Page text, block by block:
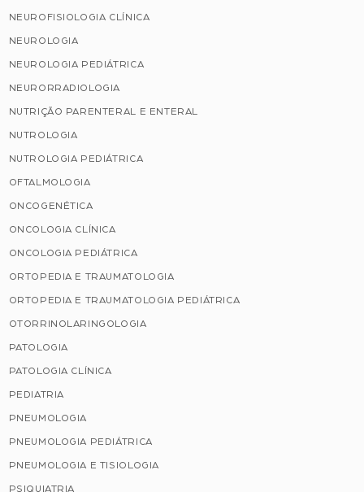
NEUROFISIOLOGIA CLÍNICA
NEUROLOGIA
NEUROLOGIA PEDIÁTRICA
NEURORRADIOLOGIA
NUTRIÇÃO PARENTERAL E ENTERAL
NUTROLOGIA
NUTROLOGIA PEDIÁTRICA
OFTALMOLOGIA
ONCOGENÉTICA
ONCOLOGIA CLÍNICA
ONCOLOGIA PEDIÁTRICA
ORTOPEDIA E TRAUMATOLOGIA
ORTOPEDIA E TRAUMATOLOGIA PEDIÁTRICA
OTORRINOLARINGOLOGIA
PATOLOGIA
PATOLOGIA CLÍNICA
PEDIATRIA
PNEUMOLOGIA
PNEUMOLOGIA PEDIÁTRICA
PNEUMOLOGIA E TISIOLOGIA
PSIQUIATRIA